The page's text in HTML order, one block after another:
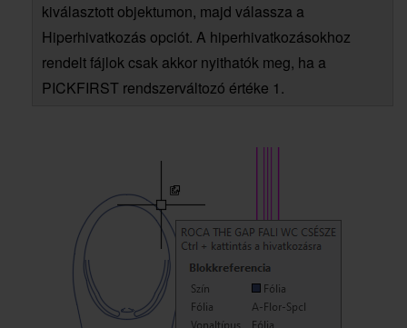
kiválasztott objektumon, majd válassza a
Hiperhivatkozás opciót. A hiperhivatkozásokhoz
rendelt fájlok csak akkor nyithatók meg, ha a
PICKFIRST rendszerváltozó értéke 1.